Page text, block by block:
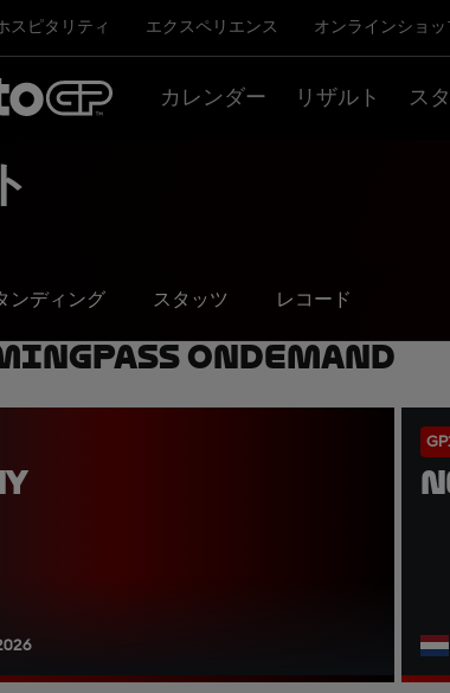
スピタリティ エクスペリエンス オンラインショッ
カレンダー リザルト ス
ンディング スタッツ レコード
OnDemand